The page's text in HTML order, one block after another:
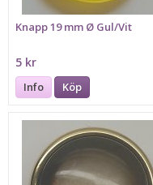
Knapp 19 mm Ø Gul/Vit
5 kr
Info Köp